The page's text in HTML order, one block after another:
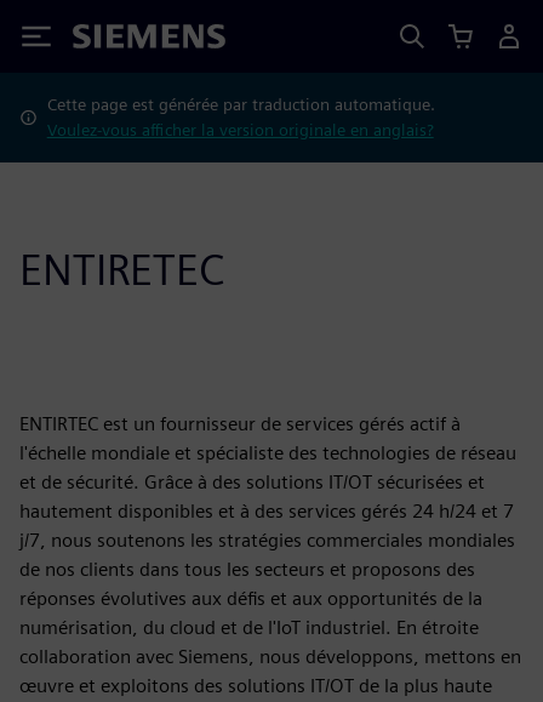
Siemens
Cette page est générée par traduction automatique.
Voulez-vous afficher la version originale en anglais?
ENTIRETEC
ENTIRTEC est un fournisseur de services gérés actif à
l'échelle mondiale et spécialiste des technologies de réseau
et de sécurité. Grâce à des solutions IT/OT sécurisées et
hautement disponibles et à des services gérés 24 h/24 et 7
j/7, nous soutenons les stratégies commerciales mondiales
de nos clients dans tous les secteurs et proposons des
réponses évolutives aux défis et aux opportunités de la
numérisation, du cloud et de l'IoT industriel. En étroite
collaboration avec Siemens, nous développons, mettons en
œuvre et exploitons des solutions IT/OT de la plus haute